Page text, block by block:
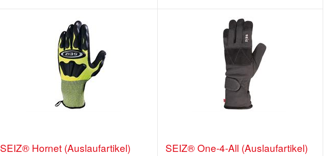
SEIZ® Hornet (Auslaufartikel) SEIZ® One-4-All (Auslaufartikel)